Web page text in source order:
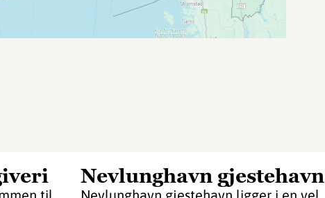
Nevlunghavn gjestehavn